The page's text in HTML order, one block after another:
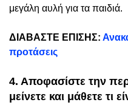
μεγάλη αυλή για τα παιδιά.
ΔΙΑΒΑΣΤΕ ΕΠΙΣΗΣ:
προτάσεις
4. Αποφασίστε την
μείνετε και μάθετε τι